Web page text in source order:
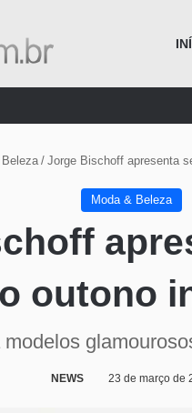
/ Jorge Bischoff apresenta
Moda & Beleza
outono
NEWS 23 de março de